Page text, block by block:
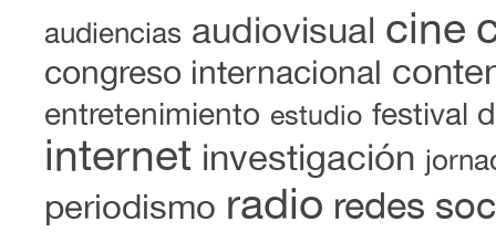
audiencias audiovisual cine
congreso internacional
entretenimiento estudio festival
internet investigación
periodismo radio redes